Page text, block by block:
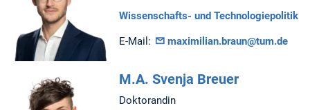
Wissenschafts- und Technologiepolitik
E-Mail: maximilian.braun@tum.de
M.A. Svenja Breuer
Doktorandin